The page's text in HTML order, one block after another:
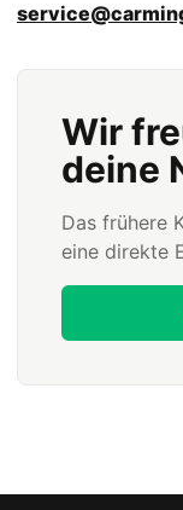
Wir
deine
Das frühere
eine direkte